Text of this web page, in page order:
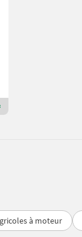
à moteur